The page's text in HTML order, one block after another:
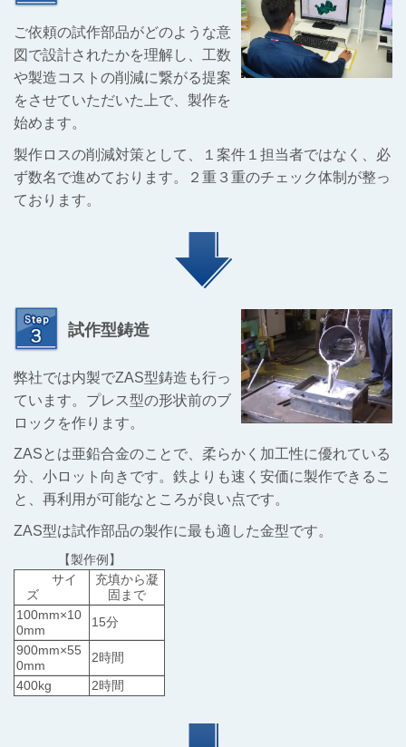
ご依頼の試作部品がどのような意
図で設計されたかを理解し、工数
や製造コストの削減に繋がる提案
をさせていただいた上で、製作を
始めます。
製作ロスの削減対策として、１案件１担当者ではなく、必
ず数名で進めております。２重３重のチェック体制が整っ
ております。
試作型鋳造
弊社では内製でZAS型鋳造も行っ
ています。プレス型の形状前のブ
ロックを作ります。
ZASとは亜鉛合金のことで、柔らかく加工性に優れている
分、小ロット向きです。鉄よりも速く安価に製作できるこ
と、再利用が可能なところが良い点です。
ZAS型は試作部品の製作に最も適した金型です。
【製作例】
サイ
ズ
充填から凝
固まで
100mm×10
0mm
15分
900mm×55
0mm
2時間
400kg
2時間